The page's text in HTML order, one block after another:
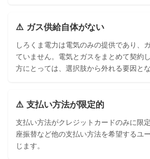
⚠️ ガス供給自体がない
しろくま電力は電気のみの提供であり、
ていません。電気とガスをまとめて契約
方にとっては、選択肢から外れる要因とな
⚠️ 支払い方法が限定的
支払い方法がクレジットカードのみに限
座振替など他の支払い方法を希望するユ
じます。